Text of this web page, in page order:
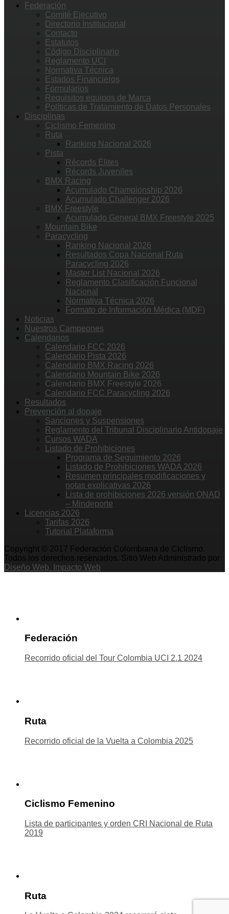
Federación
Comité Ejecutivo
Directorio Institucional
Contacto
Estatutos
Código Disciplinario
Reglamento UCI
Normativa Técnica
Estados Financieros
Formularios
Requisitos equipos de Marca
Políticas de Tratamiento de Datos Personales
Disciplinas
Ciclismo Femenino
Ruta
Ranking Nacional 2026
Pista
Récords Élites
Récords Juveniles
BMX Racing
Acumulado Championship 2026
Acumulado Challenger 2026
BMX Freestyle
Acumulado General BMX Freestyle 2025
Mountain Bike
Paracycling
Ranking Nacional 2026
Resultados Copa Nacional Ruta
Paracycling 2026
Master List Nacional 2026
Reglamento Clasificación Funcional
Nacional
Normativa Técnica 2026
Formato de Información Médica (MDF)
Noticias
Nuestros Campeones
Calendarios
Calendario FCC 2026
Calendario Pista 2026
Calendario BMX Racing 2026
Calendario Mountain Bike 2026
Calendario BMX Freestyle 2026
Calendario FCC Paracycling 2026
Resultados
Prevención al dopaje
Sanciones y Suspensiones
Reglamento del Tribunal Disciplinario Antidopaje
Cursos WADA
Listado de Prohibiciones
Programa de Seguimiento 2026
Listado de Prohibiciones WADA 2026
Resumen principales modificaciones y
notas explicativas 2026
Lista de prohibiciones 2026 versión ONAD
– Mindeporte
Licencias 2026
Tarifas 2026
Tutorial Plataforma
Copyright © 2017 Federación Colombiana de Ciclismo.
Todos los derechos reservados. Sitio Web Administrado por
Diseño Web. Impacto Web
Federación
Recorrido oficial del Tour Colombia UCI 2.1 2024
Ruta
Recorrido oficial de la Vuelta a Colombia 2025
Ciclismo Femenino
Lista de participantes y orden CRI Nacional de Ruta
2019
Ruta